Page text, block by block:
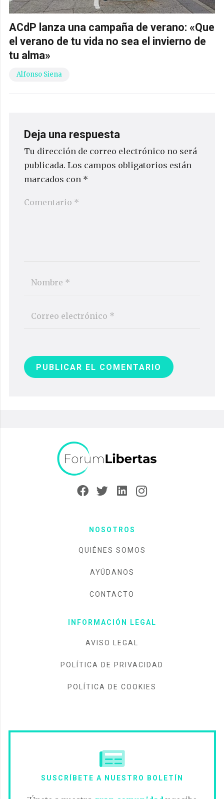
ACdP lanza una campaña de verano: «Que
el verano de tu vida no sea el invierno de
tu alma»
Alfonso Siena
Deja una respuesta
Tu dirección de correo electrónico no será
publicada. Los campos obligatorios están
marcados con *
PUBLICAR EL COMENTARIO
NOSOTROS
QUIÉNES SOMOS
AYÚDANOS
CONTACTO
INFORMACIÓN LEGAL
AVISO LEGAL
POLÍTICA DE PRIVACIDAD
POLÍTICA DE COOKIES
SUSCRÍBETE A NUESTRO BOLETÍN